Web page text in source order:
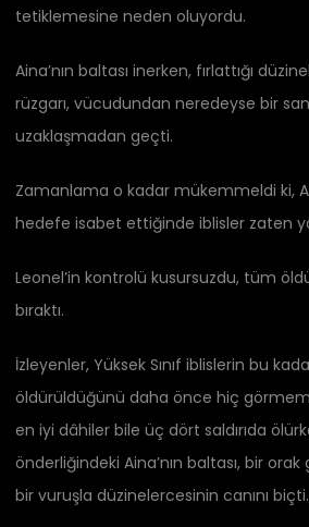
tetiklemesine neden oluyordu.
Aina’nın baltası inerken, fırlattığı
rüzgarı, vücudundan neredeyse bir
uzaklaşmadan geçti.
Zamanlama o kadar mükemmeldi ki,
hedefe isabet ettiğinde iblisler zaten
Leonel’in kontrolü kusursuzdu, tüm
bıraktı.
İzleyenler, Yüksek Sınıf iblislerin bu
öldürüldüğünü daha önce hiç
en iyi dâhiler bile üç dört saldırıda
önderliğindeki Aina’nın baltası, bir
bir vuruşla düzinelercesinin canını biçti.